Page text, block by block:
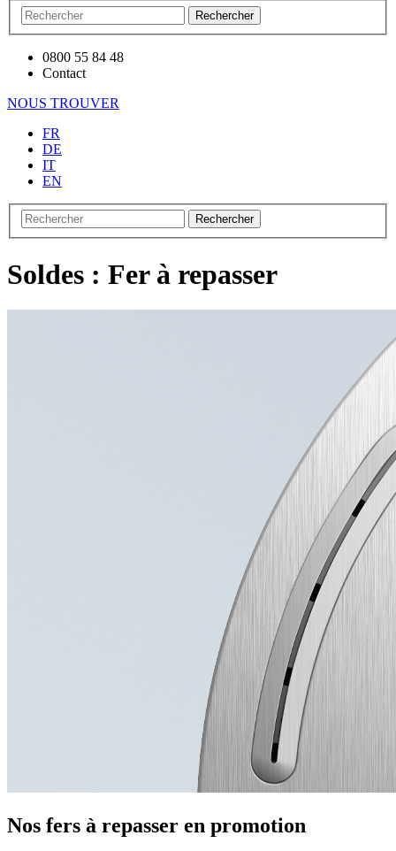
Rechercher
0800 55 84 48
Contact
NOUS TROUVER
FR
DE
IT
EN
Rechercher
Soldes : Fer à repasser
Nos fers à repasser en promotion